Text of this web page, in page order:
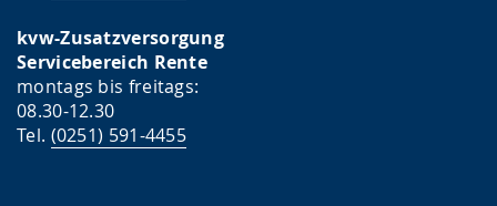
kvw-Zusatzversorgung
Servicebereich Rente
montags bis freitags:
08.30-12.30
Tel. (0251) 591-4455